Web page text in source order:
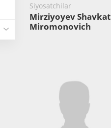
Siyosatchilar
Mirziyoyev Shavkat
Miromonovich